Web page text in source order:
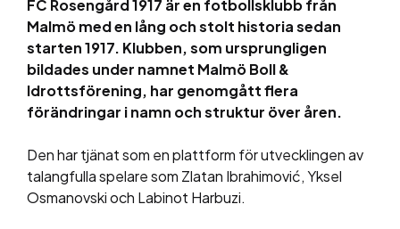
FC Rosengård 1917 är en fotbollsklubb från
Malmö med en lång och stolt historia sedan
starten 1917. Klubben, som ursprungligen
bildades under namnet Malmö Boll &
Idrottsförening, har genomgått flera
förändringar i namn och struktur över åren.
Den har tjänat som en plattform för utvecklingen av
talangfulla spelare som Zlatan Ibrahimović, Yksel
Osmanovski och Labinot Harbuzi​​.